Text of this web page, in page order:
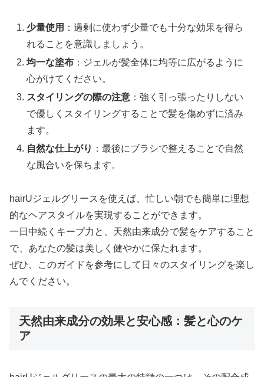
少量使用 ：過剰に使わず少量でも十分な効果を得ら
れることを意識しましょう。
均一な塗布 ：ジェルが髪全体に均等に広がるように
心がけてください。
スタイリングの際の注意 ：強く引っ張ったりしない
で優しくスタイリングすることで髪を傷めずに済み
ます。
自然な仕上がり ：最後にブラシで整えることで自然
な風合いを保ちます。
hairUジェルグリースを使えば、忙しい朝でも簡単に理想
的なヘアスタイルを実現することができます。
一日中続くキープ力と、天然由来成分で髪をケアすること
で、あなたの髪は美しく健やかに保たれます。
ぜひ、このガイドを参考にして日々のスタイリングを楽し
んでください。
天然由来成分の効果と安心感：髪と心のケ
ア